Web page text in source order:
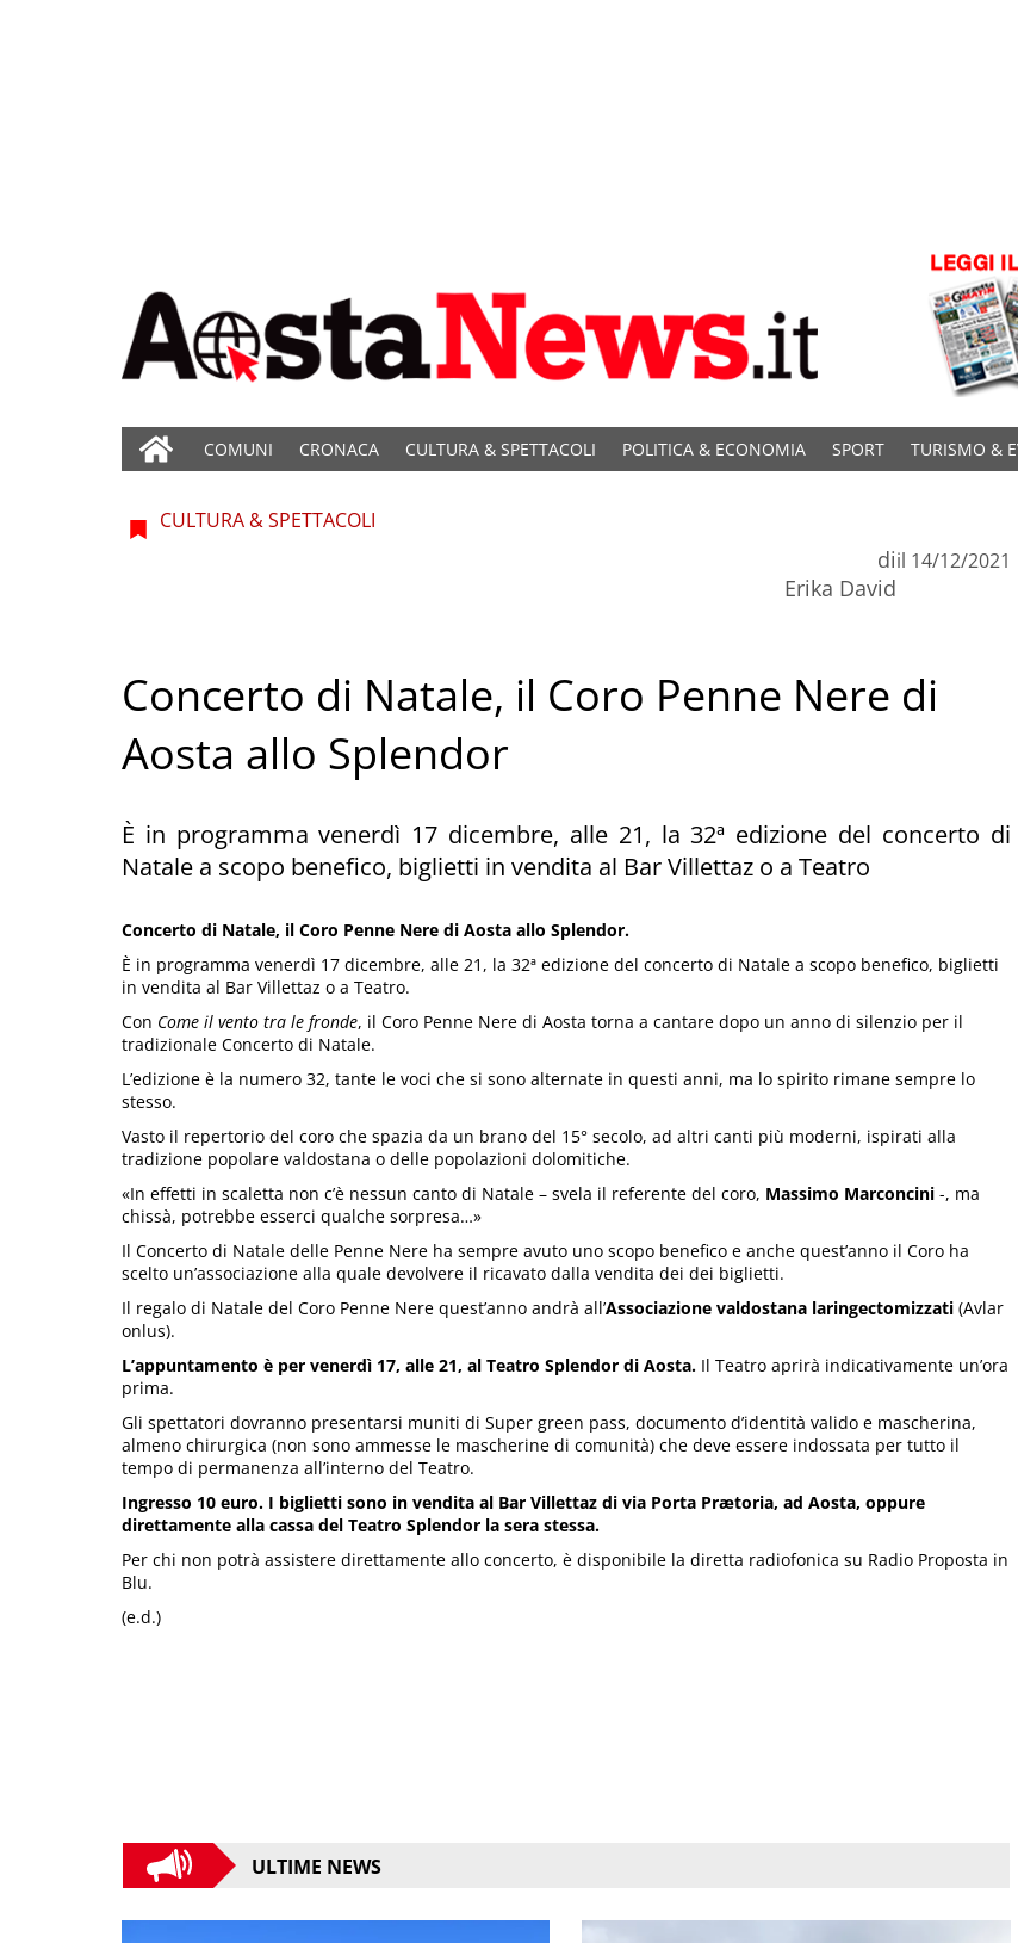
COMUNI CRONACA CULTURA & SPETTACOLI POLITICA & ECONOMIA SPORT TURISMO &
CULTURA & SPETTACOLI
di
Erika David
il 14/12/2021
Concerto di Natale, il Coro Penne Nere di
Aosta allo Splendor
È in programma venerdì 17 dicembre, alle 21, la 32ª edizione del concerto di
Natale a scopo benefico, biglietti in vendita al Bar Villettaz o a Teatro
Concerto di Natale, il Coro Penne Nere di Aosta allo Splendor.
È in programma venerdì 17 dicembre, alle 21, la 32ª edizione del concerto di Natale a scopo benefico, biglietti
in vendita al Bar Villettaz o a Teatro.
Con Come il vento tra le fronde, il Coro Penne Nere di Aosta torna a cantare dopo un anno di silenzio per il
tradizionale Concerto di Natale.
L’edizione è la numero 32, tante le voci che si sono alternate in questi anni, ma lo spirito rimane sempre lo
stesso.
Vasto il repertorio del coro che spazia da un brano del 15° secolo, ad altri canti più moderni, ispirati alla
tradizione popolare valdostana o delle popolazioni dolomitiche.
«In effetti in scaletta non c’è nessun canto di Natale – svela il referente del coro, Massimo Marconcini -, ma
chissà, potrebbe esserci qualche sorpresa…»
Il Concerto di Natale delle Penne Nere ha sempre avuto uno scopo benefico e anche quest’anno il Coro ha
scelto un’associazione alla quale devolvere il ricavato dalla vendita dei dei biglietti.
Il regalo di Natale del Coro Penne Nere quest’anno andrà all’Associazione valdostana laringectomizzati (Avlar
onlus).
L’appuntamento è per venerdì 17, alle 21, al Teatro Splendor di Aosta. Il Teatro aprirà indicativamente un’ora
prima.
Gli spettatori dovranno presentarsi muniti di Super green pass, documento d’identità valido e mascherina,
almeno chirurgica (non sono ammesse le mascherine di comunità) che deve essere indossata per tutto il
tempo di permanenza all’interno del Teatro.
Ingresso 10 euro. I biglietti sono in vendita al Bar Villettaz di via Porta Prætoria, ad Aosta, oppure
direttamente alla cassa del Teatro Splendor la sera stessa.
Per chi non potrà assistere direttamente allo concerto, è disponibile la diretta radiofonica su Radio Proposta in
Blu.
(e.d.)
ULTIME NEWS